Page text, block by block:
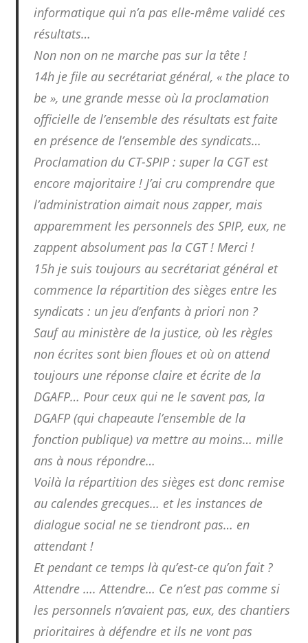
informatique qui n’a pas elle-même validé ces
résultats…
Non non on ne marche pas sur la tête !
14h je file au secrétariat général, « the place to
be », une grande messe où la proclamation
officielle de l’ensemble des résultats est faite
en présence de l’ensemble des syndicats…
Proclamation du CT-SPIP : super la CGT est
encore majoritaire ! J’ai cru comprendre que
l’administration aimait nous zapper, mais
apparemment les personnels des SPIP, eux, ne
zappent absolument pas la CGT ! Merci !
15h je suis toujours au secrétariat général et
commence la répartition des sièges entre les
syndicats : un jeu d’enfants à priori non ?
Sauf au ministère de la justice, où les règles
non écrites sont bien floues et où on attend
toujours une réponse claire et écrite de la
DGAFP… Pour ceux qui ne le savent pas, la
DGAFP (qui chapeaute l’ensemble de la
fonction publique) va mettre au moins… mille
ans à nous répondre…
Voilà la répartition des sièges est donc remise
au calendes grecques… et les instances de
dialogue social ne se tiendront pas… en
attendant !
Et pendant ce temps là qu’est-ce qu’on fait ?
Attendre …. Attendre… Ce n’est pas comme si
les personnels n’avaient pas, eux, des chantiers
prioritaires à défendre et ils ne vont pas